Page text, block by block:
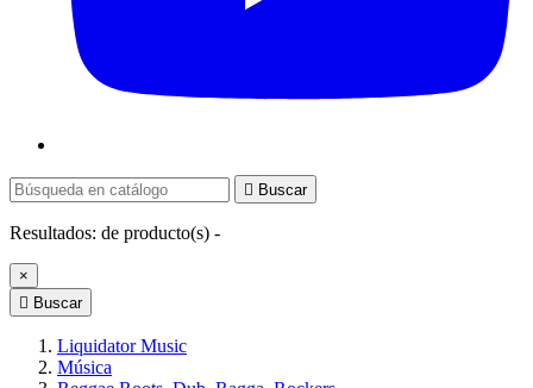
 Buscar
Resultados: de producto(s) -
×
 Buscar
Liquidator Music
Música